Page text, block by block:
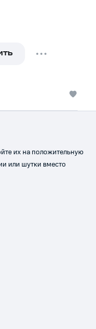
их на положительную
или шутки вместо